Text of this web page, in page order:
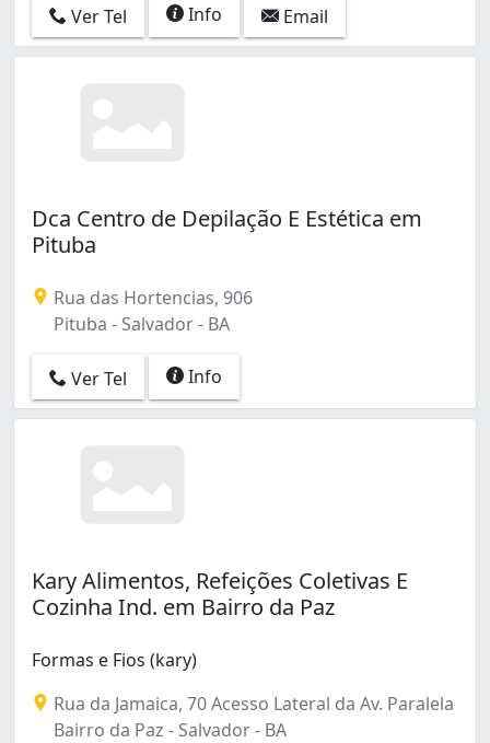
Ver Tel Info Email
Dca Centro de Depilação E Estética em
Pituba
Rua das Hortencias, 906
Pituba - Salvador - BA
Ver Tel Info
Kary Alimentos, Refeições Coletivas E
Cozinha Ind. em Bairro da Paz
Formas e Fios (kary)
Rua da Jamaica, 70 Acesso Lateral da Av. Paralela
Bairro da Paz - Salvador - BA